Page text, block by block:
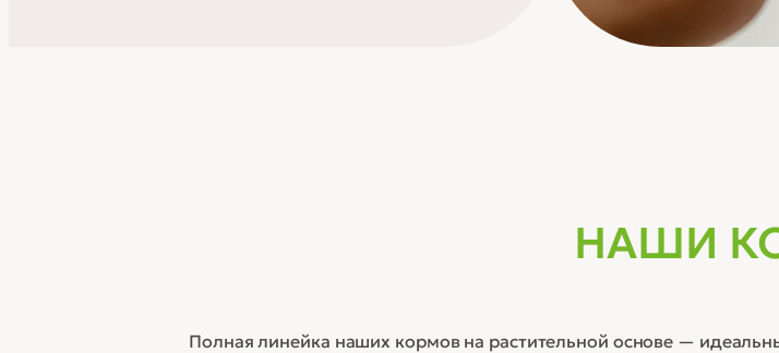
НАШИ
Полная линейка наших кормов на растительной основе —